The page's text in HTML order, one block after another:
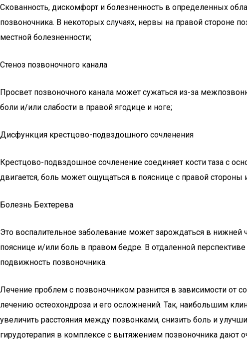
Скованность, дискомфорт и болезненность в определенных
позвоночника. В некоторых случаях, нервы на правой стороне
местной болезненности;
Стеноз позвоночного канала
Просвет позвоночного канала может сужаться из-за
боли и/или слабости в правой ягодице и ноге;
Дисфункция крестцово-подвздошного сочленения
Крестцово-подвздошное сочленение соединяет кости таза с
двигается, боль может ощущаться в пояснице с правой
Болезнь Бехтерева
Это воспалительное заболевание может зарождаться в нижней
пояснице и/или боль в правом бедре. В отдаленной
подвижность позвоночника.
Лечение проблем с позвоночником разнится в зависимости
лечению остеохондроза и его осложнений. Так, наибольшим
увеличить расстояния между позвонками, снизить боль и
гирудотерапия в комплексе с вытяжением позвоночника дают